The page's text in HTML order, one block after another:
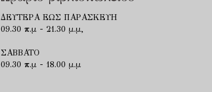
ΔΕΥΤΕΡΑ ΕΩΣ ΠΑΡΑΣΚΕΥΗ
09.30 π.μ - 21.30 μ.μ,
ΣΑΒΒΑΤΟ
09.30 π.μ - 18.00 μ.μ